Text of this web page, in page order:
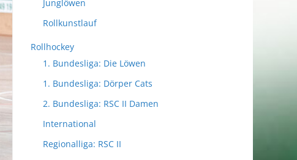
Junglöwen
Rollkunstlauf
Rollhockey
1. Bundesliga: Die Löwen
1. Bundesliga: Dörper Cats
2. Bundesliga: RSC II Damen
International
Regionalliga: RSC II